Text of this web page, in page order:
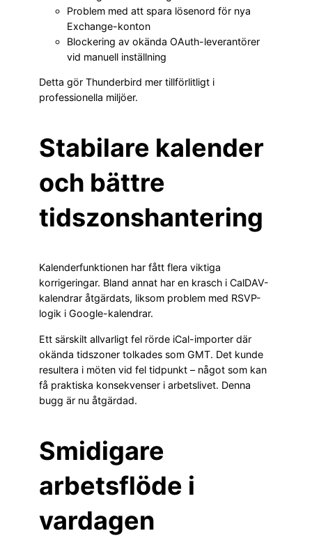
Problem med att spara lösenord för nya
Exchange-konton
Blockering av okända OAuth-leverantörer
vid manuell inställning
Detta gör Thunderbird mer tillförlitligt i
professionella miljöer.
Stabilare kalender
och bättre
tidszonshantering
Kalenderfunktionen har fått flera viktiga
korrigeringar. Bland annat har en krasch i CalDAV-
kalendrar åtgärdats, liksom problem med RSVP-
logik i Google-kalendrar.
Ett särskilt allvarligt fel rörde iCal-importer där
okända tidszoner tolkades som GMT. Det kunde
resultera i möten vid fel tidpunkt – något som kan
få praktiska konsekvenser i arbetslivet. Denna
bugg är nu åtgärdad.
Smidigare
arbetsflöde i
vardagen